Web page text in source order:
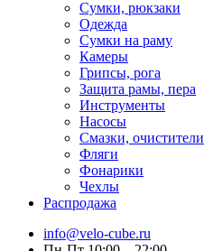
Сумки, рюкзаки
Одежда
Сумки на раму
Камеры
Грипсы, рога
Защита рамы, пера
Инструменты
Насосы
Смазки, очистители
Фляги
Фонарики
Чехлы
Распродажа
info@velo-cube.ru